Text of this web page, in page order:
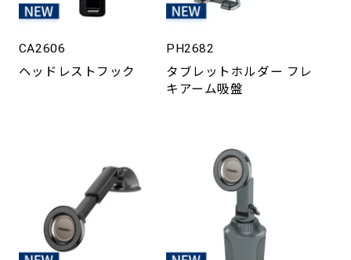
CA2606
ヘッドレストフック
PH2682
タブレットホルダー フレ
キアーム吸盤